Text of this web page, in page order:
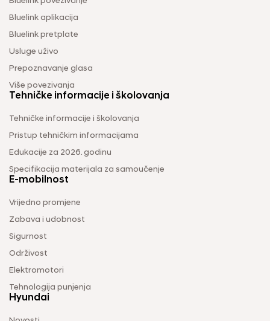
Bluelink aplikacija
Bluelink pretplate
Usluge uživo
Prepoznavanje glasa
Više povezivanja
Tehničke informacije i školovanja
Tehničke informacije i školovanja
Pristup tehničkim informacijama
Edukacije za 2026. godinu
Specifikacija materijala za samoučenje
E-mobilnost
Vrijedno promjene
Zabava i udobnost
Sigurnost
Održivost
Elektromotori
Tehnologija punjenja
Hyundai